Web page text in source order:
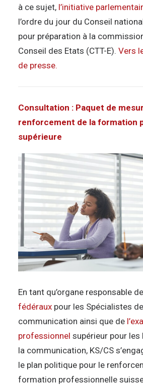
à ce sujet, l’initiative
l’ordre du jour du Conseil
pour préparation à la
Conseil des Etats (CTT-E). Vers
de presse.
Consultation : Paquet de
renforcement de la formation
supérieure
En tant qu’organe responsable
fédéraux pour les Spécialistes
communication ainsi que de
professionnel supérieur pour les
la communication, KS/CS
le plan politique pour le
formation professionnelle